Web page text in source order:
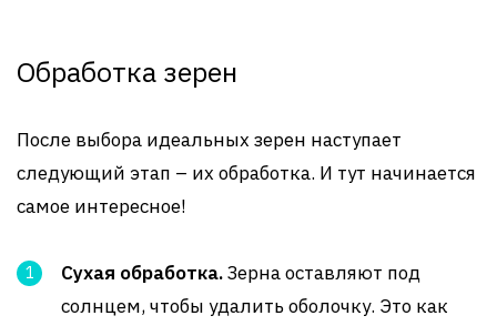
Обработка зерен
После выбора идеальных зерен наступает
следующий этап – их обработка. И тут начинается
самое интересное!
Сухая обработка.Зерна оставляют под
солнцем, чтобы удалить оболочку. Это как